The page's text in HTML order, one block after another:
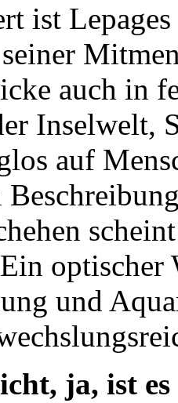
ist
auch in
Inselwelt,
auf
optischer
und
ja, ist